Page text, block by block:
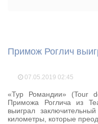
Примож Роглич
07.05.2019 02:45
«Тур Романдии» (Tour
Приможа Роглича из
выиграл
километры, которые